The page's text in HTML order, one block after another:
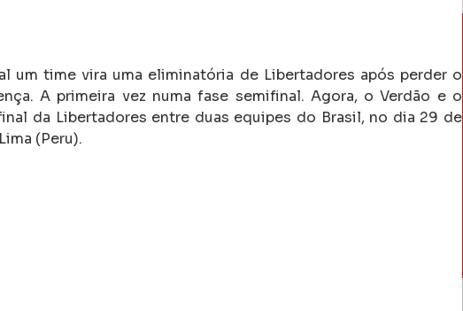
um time vira uma eliminatória de Libertadores após perder o
A primeira vez numa fase semifinal. Agora, o Verdão e o
da Libertadores entre duas equipes do Brasil, no dia 29 de
(Peru).